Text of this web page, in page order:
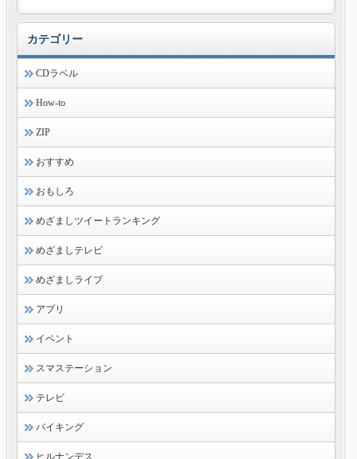
カテゴリー
CDラベル
How-to
ZIP
おすすめ
おもしろ
めざましツイートランキング
めざましテレビ
めざましライブ
アプリ
イベント
スマステーション
テレビ
バイキング
ヒルナンデス